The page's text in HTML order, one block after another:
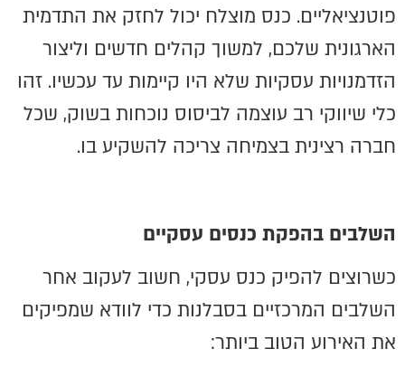
פוטנציאליים. כנס מוצלח יכול לחזק את התדמית
הארגונית שלכם, למשוך קהלים חדשים וליצור
הזדמנויות עסקיות שלא היו קיימות עד עכשיו. זהו
כלי שיווקי רב עוצמה לביסוס נוכחות בשוק, שכל
חברה רצינית בצמיחה צריכה להשקיע בו.
השלבים בהפקת כנסים עסקיים
כשרוצים להפיק כנס עסקי, חשוב לעקוב אחר
השלבים המרכזיים בסבלנות כדי לוודא שמפיקים
את האירוע הטוב ביותר: